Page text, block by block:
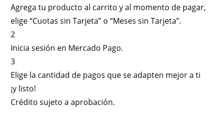
Agrega tu producto al carrito y al momento de pagar,
elige “Cuotas sin Tarjeta” o “Meses sin Tarjeta”.
2
Inicia sesión en Mercado Pago.
3
Elige la cantidad de pagos que se adapten mejor a ti
¡y listo!
Crédito sujeto a aprobación.